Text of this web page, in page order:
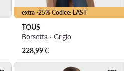
extra -25% Codice: LAST
TOUS
Borsetta · Grigio
228,99€